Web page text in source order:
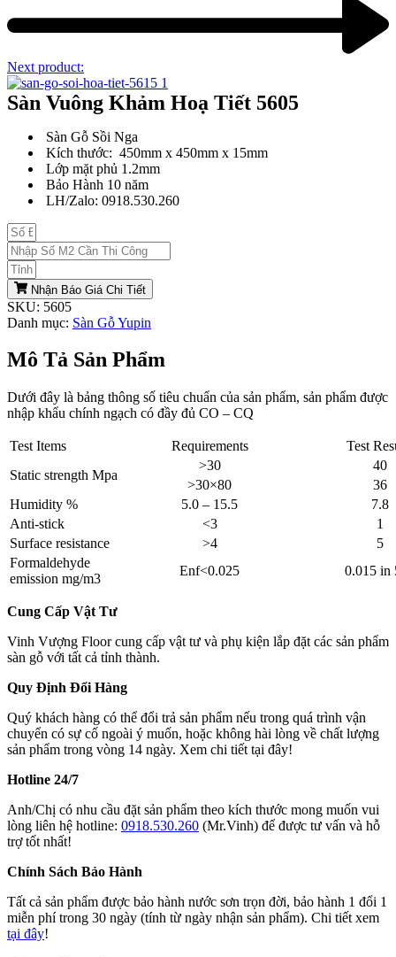
Next product:
Sàn Vuông Khảm Hoạ Tiết 5605
Sàn Gỗ Sồi Nga
Kích thước: 450mm x 450mm x 15mm
Lớp mặt phủ 1.2mm
Bảo Hành 10 năm
LH/Zalo: 0918.530.260
Nhận Báo Giá Chi Tiết
SKU: 5605
Danh mục: Sàn Gỗ Yupin
Mô Tả Sản Phẩm
Dưới đây là bảng thông số tiêu chuẩn của sản phẩm, sản phẩm được
nhập khẩu chính ngạch có đầy đủ CO – CQ
Test Items Requirements
Test
Static strength Mpa
>30
40
>30×80
36
Humidity %
5.0 – 15.5
7.8
Anti-stick
<3
1
Surface resistance
>4
5
Formaldehyde
emission mg/m3
Enf<0.025 0.015 in
Cung Cấp Vật Tư
Vinh Vượng Floor cung cấp vật tư và phụ kiện lắp đặt các sản phẩm
sàn gỗ với tất cả tỉnh thành.
Quy Định Đổi Hàng
Quý khách hàng có thể đổi trả sản phẩm nếu trong quá trình vận
chuyển có sự cố ngoài ý muốn, hoặc không hài lòng về chất lượng
sản phẩm trong vòng 14 ngày. Xem chi tiết tại đây!
Hotline 24/7
Anh/Chị có nhu cầu đặt sản phẩm theo kích thước mong muốn vui
lòng liên hệ hotline: 0918.530.260 (Mr.Vinh) để được tư vấn và hỗ
trợ tốt nhất!
Chính Sách Bảo Hành
Tất cả sản phẩm được bảo hành nước sơn trọn đời, bảo hành 1 đổi 1
miễn phí trong 30 ngày (tính từ ngày nhận sản phẩm). Chi tiết xem
tại đây!